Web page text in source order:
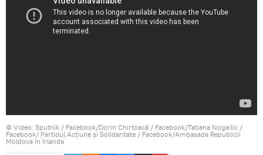
© Video: Sputnik / Facebook/Dorin Chirtoacă / Facebook/Tatiana Nogailic /
Facebook/ Partidul Acțiune și Solidaritate / Facebook/Ambasada Republicii
Moldova în Irlanda